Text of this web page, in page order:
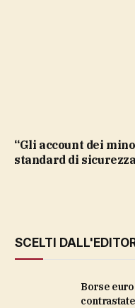
“Gli account dei minori non rispettano gli
standard di
SCELTI
Borse europee poco mosse, piazze asiatiche
contrastate